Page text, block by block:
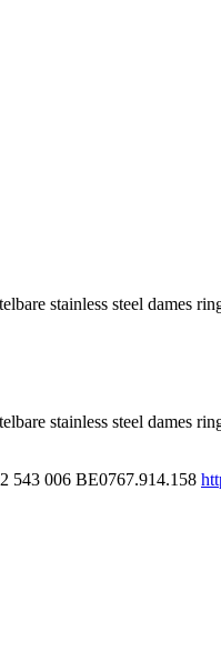
stainless steel dames
stainless steel dames
543 006 BE0767.914.158